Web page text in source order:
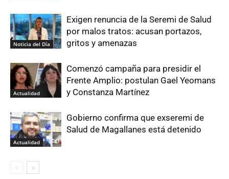
Noticia del Día
Exigen renuncia de la Seremi de Salud
por malos tratos: acusan portazos,
gritos y amenazas
Actualidad
Comenzó campaña para presidir el
Frente Amplio: postulan Gael Yeomans
y Constanza Martínez
Actualidad
Gobierno confirma que exseremi de
Salud de Magallanes está detenido